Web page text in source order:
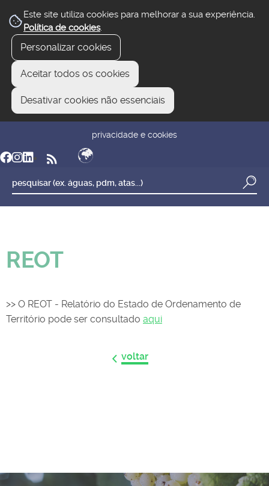
Este site utiliza cookies para melhorar a sua experiência.
Política de cookies.
Personalizar cookies
Aceitar todos os cookies
Desativar cookies não essenciais
privacidade e cookies
REOT
>> O REOT - Relatório do Estado de Ordenamento de
Território pode ser consultado aqui
voltar